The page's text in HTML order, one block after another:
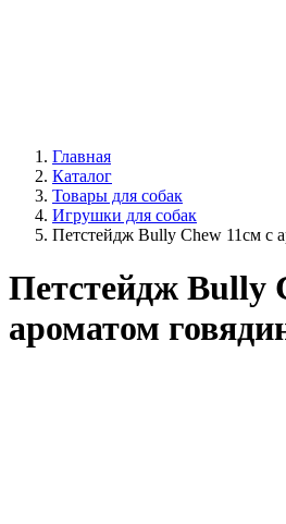
Главная
Каталог
Товары для собак
Игрушки для собак
Петстейдж Bully Chew 11см с
Петстейдж Bully
ароматом